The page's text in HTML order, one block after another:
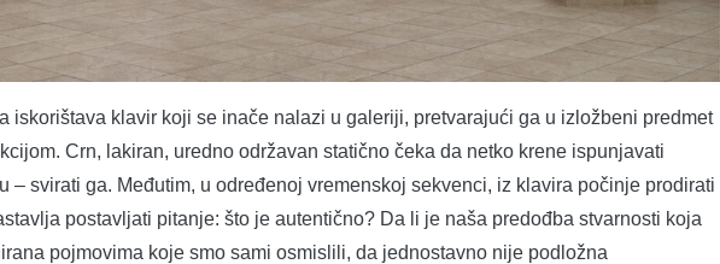
iskorištava klavir koji se inače nalazi u galeriji, pretvarajući ga u izložbeni predmet
Crn, lakiran, uredno održavan statično čeka da netko krene ispunjavati
– svirati ga. Međutim, u određenoj vremenskoj sekvenci, iz klavira počinje prodirati
postavljati pitanje: što je autentično? Da li je naša predođba stvarnosti koja
pojmovima koje smo sami osmislili, da jednostavno nije podložna